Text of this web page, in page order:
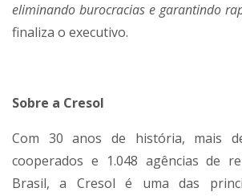
eliminando burocracias e garantindo
finaliza o executivo.
Sobre a Cresol
Com 30 anos de história, mais
cooperados e 1.048 agências de
Brasil, a Cresol é uma das